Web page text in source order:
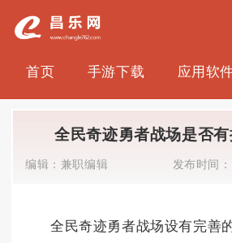
首页 手游下载 应用软
全民奇迹勇者战场是否
编辑： 兼职编辑 发布时间：
全民奇迹勇者战场设有完善